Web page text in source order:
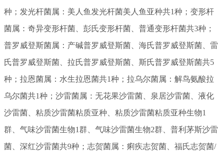
种；发光杆菌属： 美人鱼发光杆菌美人鱼亚种共1种；变形杆
菌属： 奇异变形杆菌、 彭氏变形杆菌、 普通变形杆菌共3种；
普罗威登斯菌属： 产碱普罗威登斯菌、 海氏普罗威登斯菌、 雷
氏普罗威登斯菌、 拉氏普罗威登斯菌、 斯氏普罗威登斯菌共5
种；拉恩菌属： 水生拉恩菌共1种；拉乌尔菌属： 解鸟氨酸拉
乌尔菌共1种；沙雷菌属： 无花果沙雷菌、 泉居沙雷菌、 液化
沙雷菌、 粘质沙雷菌粘质亚种、 粘质沙雷菌粘质亚种生物1
群、 气味沙雷菌生物1群、 气味沙雷菌生物2群、 普利茅斯沙雷
菌、 深红沙雷菌共9种；志贺菌属： 痢疾志贺菌、 福氏志贺菌/